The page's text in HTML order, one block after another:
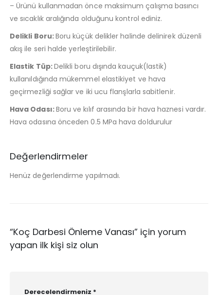
– Ürünü kullanmadan önce maksimum çalışma basıncı
ve sıcaklık aralığında olduğunu kontrol ediniz.
Delikli Boru:Boru küçük delikler halinde delinirek düzenli
akış ile seri halde yerleştirilebilir.
Elastik Tüp:Delikli boru dışında kauçuk(lastik)
kullanıldığında mükemmel elastikiyet ve hava
geçirmezliği sağlar ve iki ucu flanşlarla sabitlenir.
Hava Odası:Boru ve kılıf arasında bir hava haznesi vardır.
Hava odasına önceden 0.5 MPa hava doldurulur
Değerlendirmeler
Henüz değerlendirme yapılmadı.
“Koç Darbesi Önleme Vanası” için yorum
yapan ilk kişi siz olun
Derecelendirmeniz *